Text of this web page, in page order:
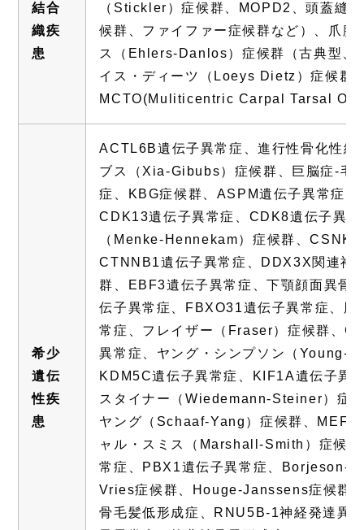
結合
織疾
患
（Stickler）症候群、MOPD2、頭蓋縫
候群、ファイファー症候群など）、爪
ス（Ehlers-Danlos）症候群（古典型、
イス・ディーツ（Loeys Dietz）症候群
MCTO(Muliticentric Carpal Tarsal
希少
遺伝
性疾
患
ACTL6B遺伝子異常症、進行性骨化性
ブス（Xia-Gibubs）症候群、巨脳症-毛
症、KBG症候群、ASPM遺伝子異常症
CDK13遺伝子異常症、CDK8遺伝子異
（Menke-Hennekam）症候群、
CTNNB1遺伝子異常症、DDX3X関連
群、EBF3遺伝子異常症、下顎顔面異骨
伝子異常症、FBXO31遺伝子異常症、
常症、フレイザー（Fraser）症候群、
異常症、ヤング・シンプソン（Young-
KDM5C遺伝子異常症、KIF1A遺伝子異
スタイナー（Wiedemann-Steiner）症
ヤング（Schaaf-Yang）症候群、
ャル・スミス（Marshall-Smith）症候
常症、PBX1遺伝子異常症、Borjeson-
Vries症候群、Houge-Janssens症候群
骨毛髪低形成症、RNU5B-1神経発達異